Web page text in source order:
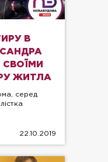
В
ЖИТЛА
серед
22.10.2019